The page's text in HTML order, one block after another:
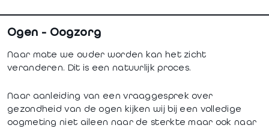
Ogen - Oogzorg
Naar mate we ouder worden kan het zicht
veranderen. Dit is een natuurlijk proces.
Naar aanleiding van een vraaggesprek over
gezondheid van de ogen kijken wij bij een volledige
oogmeting niet aileen naar de sterkte maar ook naar